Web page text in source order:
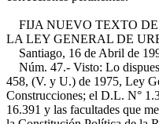
FIJA NUEVO TEXTO
LA LEY GENERAL DE
Santiago, 16 de Abril de
Núm. 47.- Visto: Lo
458, (V. y U.) de 1975, Ley
Construcciones; el D.L. N°
16.391 y las facultades que